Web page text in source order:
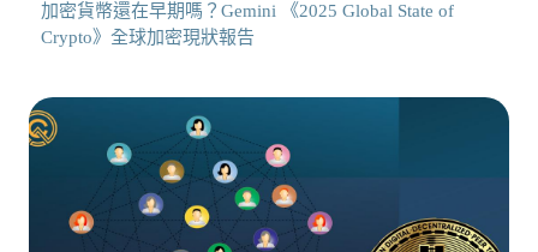
加密貨幣還在早期嗎？Gemini 《2025 Global State of
Crypto》全球加密現狀報告